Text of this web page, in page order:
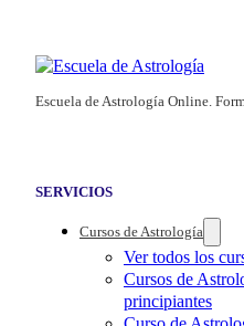
Escuela de Astrología Online.
SERVICIOS
Cursos de Astrología
Ver todos los
Cursos de
principiantes